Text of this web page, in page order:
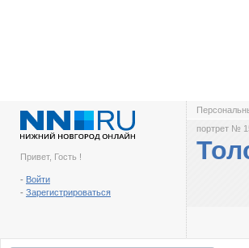
Привет, Гость !
- Войти
- Зарегистрироваться
портрет №